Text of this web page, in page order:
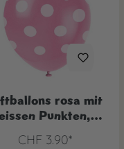
rosa mit
Punkten, 6
CHF 3.90*